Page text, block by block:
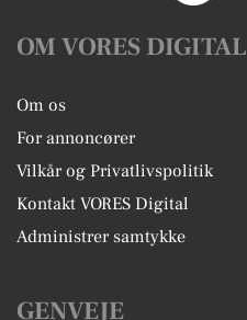
OM VORES DIGITAL
Om os
For annoncører
Vilkår og Privatlivspolitik
Kontakt VORES Digital
Administrer samtykke
GENVEJE